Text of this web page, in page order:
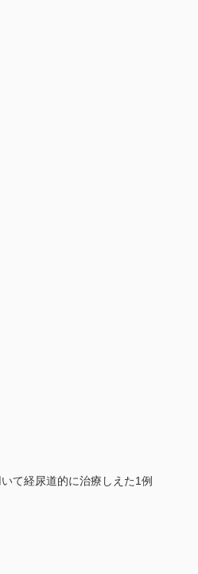
て経尿道的に治療しえた1例